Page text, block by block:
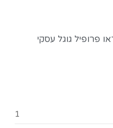
פרופיל גוגל עסקי
1